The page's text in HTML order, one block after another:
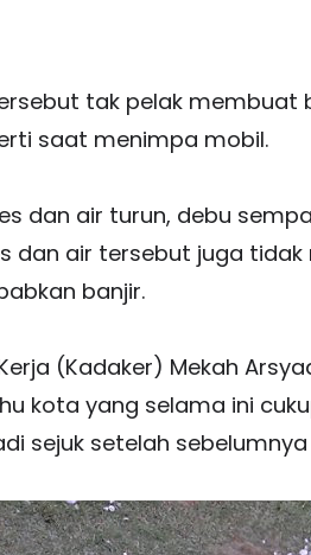
tak pelak membuat
saat menimpa mobil.
dan air turun, debu
dan air tersebut juga
banjir.
(Kadaker) Mekah
kota yang selama ini
sejuk setelah